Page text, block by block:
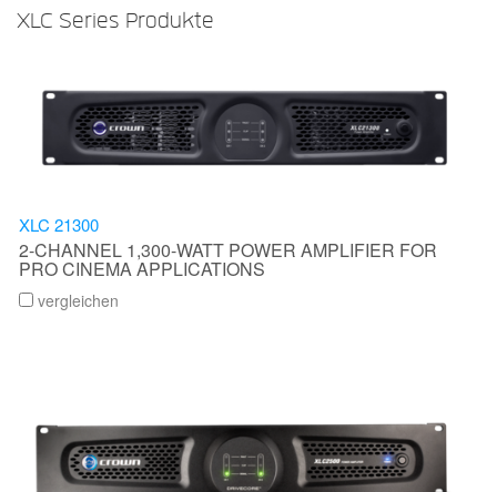
Schulungen
Sprache/Region
XLC Series Produkte
XLC 21300
2-CHANNEL 1,300-WATT POWER AMPLIFIER FOR
PRO CINEMA APPLICATIONS
vergleichen